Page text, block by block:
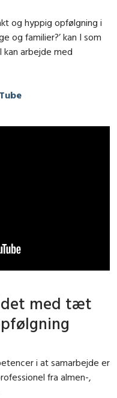
og hyppig opfølgning i
og familier?’ kan I som
kan arbejde med
med tæt
i at samarbejde er
fra almen-,